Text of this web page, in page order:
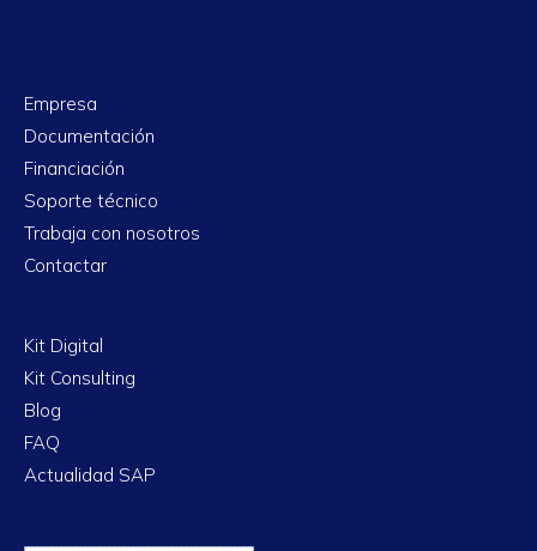
Empresa
Documentación
Financiación
Soporte técnico
Trabaja con nosotros
Contactar
Kit Digital
Kit Consulting
Blog
FAQ
Actualidad SAP